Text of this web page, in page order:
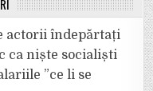
actorii îndepărtați
ca niște socialiști
”ce li se